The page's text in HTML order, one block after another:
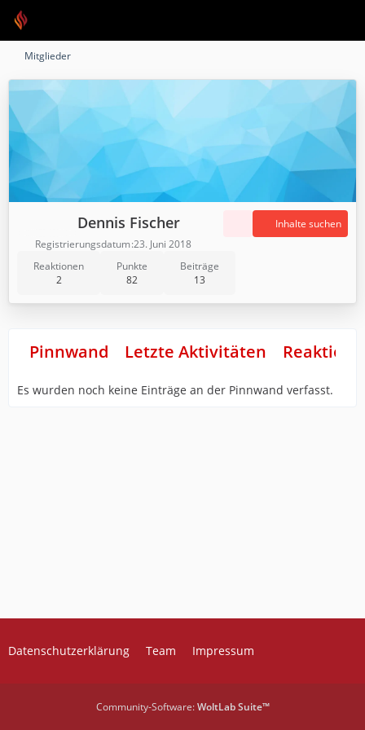
Mitglieder
Dennis Fischer
Reaktionen
2
Punkte
82
Beiträge
13
Inhalte suchen
Registrierungsdatum 23. Juni 2018
Pinnwand Letzte Aktivitäten
Es wurden noch keine Einträge an der Pinnwand verfasst.
Datenschutzerklärung Team Impressum
Community-Software:WoltLab Suite™